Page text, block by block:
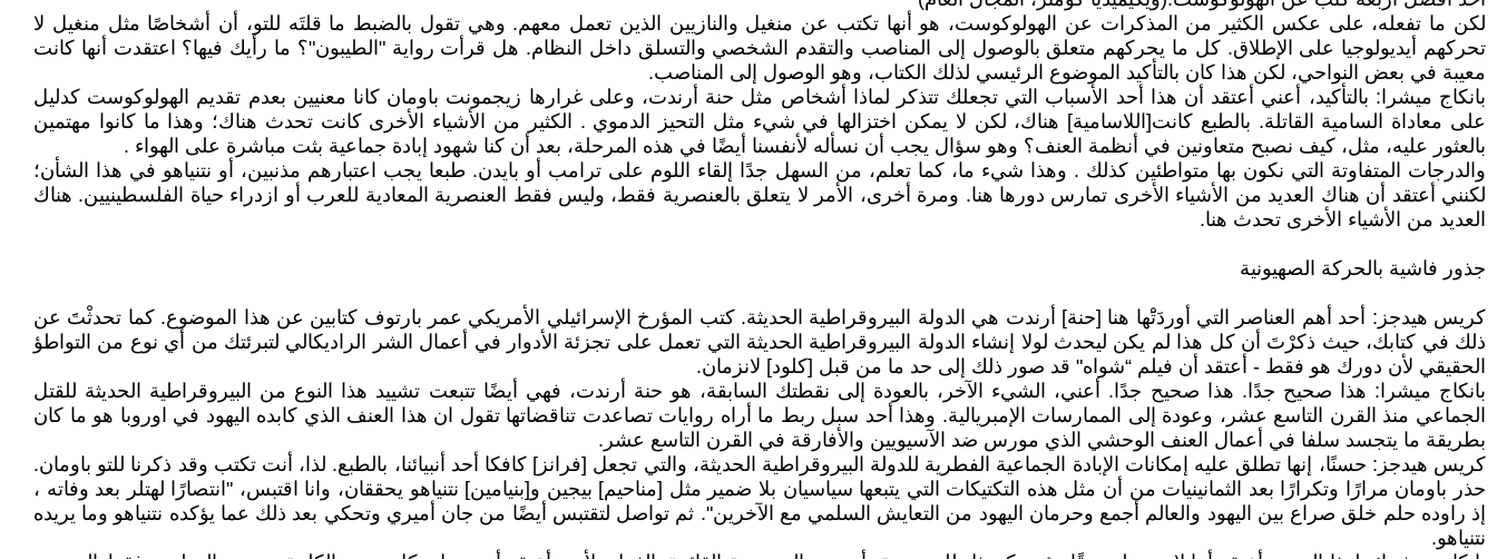
لكن ما تفعله، على عكس الكثير من المذكرات عن الهولوكوست، هو أنها تكتب عن منغيل والنازيين الذين تعمل معهم. وهي تقول بالضبط ما قلتَه للتو، أن أشخاصًا مثل منغيل لا
تحركهم أيديولوجيا على الإطلاق. كل ما يحركهم متعلق بالوصول إلى المناصب والتقدم الشخصي والتسلق داخل النظام. هل قرأت رواية "الطيبون"؟ ما رأيك فيها؟ اعتقدت أنها كانت
معيبة في بعض النواحي، لكن هذا كان بالتأكيد الموضوع الرئيسي لذلك الكتاب، وهو الوصول إلى المناصب.
بانكاج ميشرا: بالتأكيد، أعني أعتقد أن هذا أحد الأسباب التي تجعلك تتذكر لماذا أشخاص مثل حنة أرندت، وعلى غرارها زيجمونت باومان كانا معنيين بعدم تقديم الهولوكوست كدليل
على معاداة السامية القاتلة. بالطبع كانت[اللاسامية] هناك، لكن لا يمكن اختزالها في شيء مثل التحيز الدموي . الكثير من الأشياء الأخرى كانت تحدث هناك؛ وهذا ما كانوا مهتمين
بالعثور عليه، مثل، كيف نصبح متعاونين في أنظمة العنف؟ وهو سؤال يجب أن نسأله لأنفسنا أيضًا في هذه المرحلة، بعد أن كنا شهود إبادة جماعية بثت مباشرة على الهواء .
والدرجات المتفاوتة التي نكون بها متواطئين كذلك . وهذا شيء ما، كما تعلم، من السهل جدًا إلقاء اللوم على ترامب أو بايدن. طبعا يجب اعتبارهم مذنبين، أو نتنياهو في هذا الشأن؛
لكنني أعتقد أن هناك العديد من الأشياء الأخرى تمارس دورها هنا. ومرة أخرى، الأمر لا يتعلق بالعنصرية فقط، وليس فقط العنصرية المعادية للعرب أو ازدراء حياة الفلسطينيين. هناك
العديد من الأشياء الأخرى تحدث هنا.
جذور فاشية بالحركة الصهيونية
كريس هيدجز: أحد أهم العناصر التي أوردَتَْها هنا [حنة] أرندت هي الدولة البيروقراطية الحديثة. كتب المؤرخ الإسرائيلي الأمريكي عمر بارتوف كتابين عن هذا الموضوع. كما تحدثْتََ عن
ذلك في كتابك، حيث ذكرْتَ أن كل هذا لم يكن ليحدث لولا إنشاء الدولة البيروقراطية الحديثة التي تعمل على تجزئة الأدوار في أعمال الشر الراديكالي لتبرئتك من أي نوع من التواطؤ
الحقيقي لأن دورك هو فقط - أعتقد أن فيلم “شواه" قد صور ذلك إلى حد ما من قبل [كلود] لانزمان.
بانكاج ميشرا: هذا صحيح جدًا. هذا صحيح جدًا. أعني، الشيء الآخر، بالعودة إلى نقطتك السابقة، هو حنة أرندت، فهي أيضًا تتبعت تشييد هذا النوع من البيروقراطية الحديثة للقتل
الجماعي منذ القرن التاسع عشر، وعودة إلى الممارسات الإمبريالية. وهذا أحد سبل ربط ما أراه روايات تصاعدت تناقضاتها تقول ان هذا العنف الذي كابده اليهود في اوروبا هو ما كان
بطريقة ما يتجسد سلفا في أعمال العنف الوحشي الذي مورس ضد الآسيويين والأفارقة في القرن التاسع عشر.
كريس هيدجز: حسنًا، إنها تطلق عليه إمكانات الإبادة الجماعية الفطرية للدولة البيروقراطية الحديثة، والتي تجعل [فرانز] كافكا أحد أنبيائنا، بالطبع. لذا، أنت تكتب وقد ذكرنا للتو باومان.
حذر باومان مرارًا وتكرارًا بعد الثمانينيات من أن مثل هذه التكتيكات التي يتبعها سياسيان بلا ضمير مثل [مناحيم] بيجين و[بنيامين] نتنياهو يحققان، وانا اقتبس، "انتصارًا لهتلر بعد وفاته ،
إذ راوده حلم خلق صراع بين اليهود والعالم أجمع وحرمان اليهود من التعايش السلمي مع الآخرين". ثم تواصل لتقتبس أيضًا من جان أميري وتحكي بعد ذلك عما يؤكده نتنياهو وما يريده
نتنياهو.